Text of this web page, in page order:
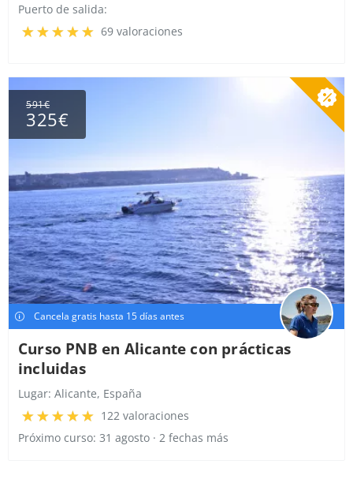
Puerto de salida:
69 valoraciones
Cancela gratis hasta 15 días antes
591€
325€
Curso PNB en Alicante con prácticas
incluidas
Lugar: Alicante, España
122 valoraciones
Próximo curso: 31 agosto · 2 fechas más